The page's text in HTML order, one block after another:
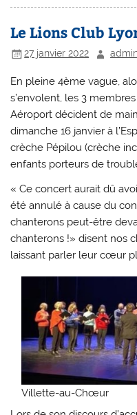
Le Lions Club
27 janvier 2022
En pleine 4ème vague,
s’envolent, les 3
Aéroport décident de
dimanche 16 janvier à
crèche Pépilou (crèche
enfants porteurs de
« Ce concert aurait dû
été annulé à cause du
chanterons peut-être
chanterons !» disent nos
laissant parler leur cœur
Villette-au-Chœur